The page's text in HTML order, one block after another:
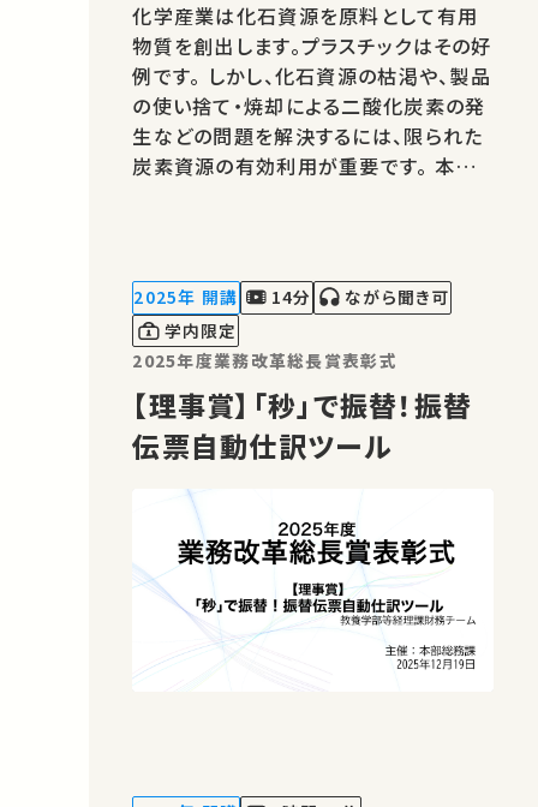
化学産業は化石資源を原料として有用
物質を創出します。プラスチックはその好
例です。 しかし、化石資源の枯渇や、製品
の使い捨て・焼却による二酸化炭素の発
生などの問題を解決するには、限られた
炭素資源の有効利用が重要です。 本講
★あなたのシェアが、ほかの誰かの学び
に繋がるかもしれません。 お気に入…
2025年 開講 14分
ながら聞き可
学内限定
2025年度業務改革総長賞表彰式
【理事賞】「秒」で振替！振替
伝票自動仕訳ツール